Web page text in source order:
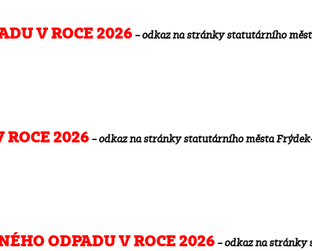
V ROCE 2026 – odkaz na stránky statutárního
2026 – odkaz na stránky statutárního města
ODPADU V ROCE 2026 – odkaz na